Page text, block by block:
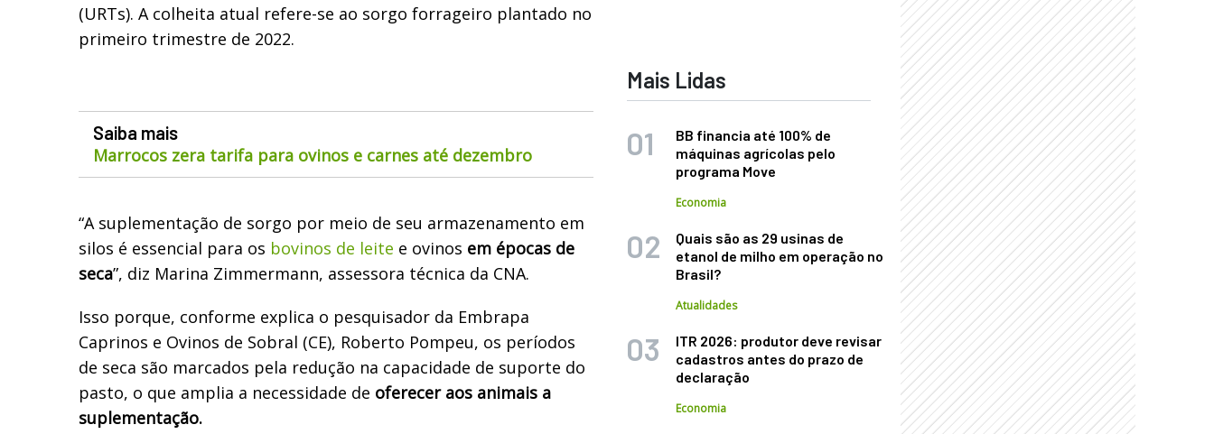
(URTs). A colheita atual refere-se ao sorgo forrageiro plantado no
primeiro trimestre de 2022.
Saiba mais
Marrocos zera tarifa para ovinos e carnes até dezembro
“A suplementação de sorgo por meio de seu armazenamento em
silos é essencial para os bovinos de leite e ovinos em épocas de
seca”, diz Marina Zimmermann, assessora técnica da CNA.
Isso porque, conforme explica o pesquisador da Embrapa
Caprinos e Ovinos de Sobral (CE), Roberto Pompeu, os períodos
de seca são marcados pela redução na capacidade de suporte do
pasto, o que amplia a necessidade de oferecer aos animais a
suplementação.
Mais Lidas
BB financia até 100% de
máquinas agrícolas pelo
programa Move
Economia
Quais são as 29 usinas de
etanol de milho em operação no
Brasil?
Atualidades
ITR 2026: produtor deve revisar
cadastros antes do prazo de
declaração
Economia